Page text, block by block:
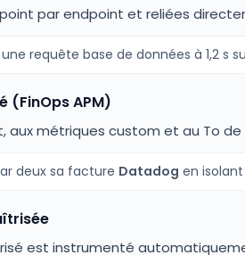
par endpoint et reliées
requête base de données à 1,2 s
(FinOps APM)
aux métriques custom et au To
deux sa facture Datadog en
est instrumenté